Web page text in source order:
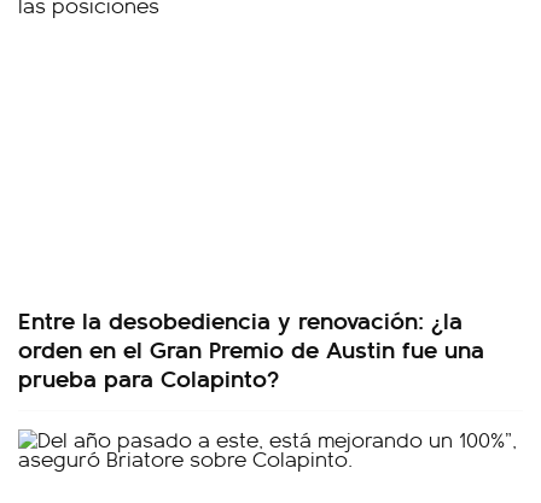
Entre la desobediencia y renovación: ¿la
orden en el Gran Premio de Austin fue una
prueba para Colapinto?